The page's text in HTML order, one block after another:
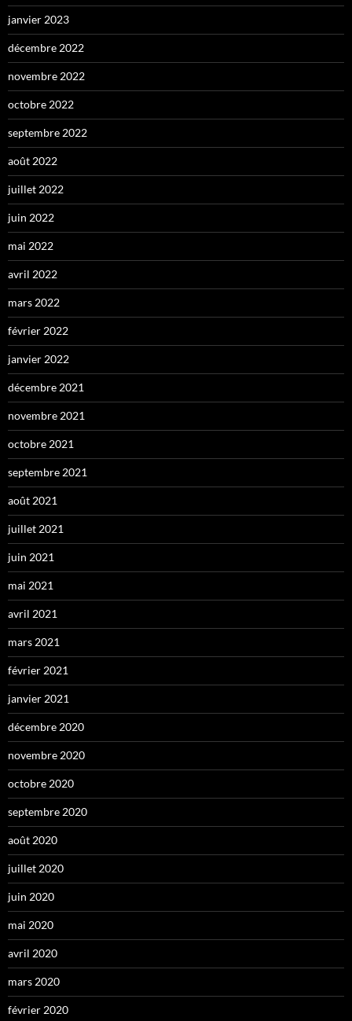
janvier 2023
décembre 2022
novembre 2022
octobre 2022
septembre 2022
août 2022
juillet 2022
juin 2022
mai 2022
avril 2022
mars 2022
février 2022
janvier 2022
décembre 2021
novembre 2021
octobre 2021
septembre 2021
août 2021
juillet 2021
juin 2021
mai 2021
avril 2021
mars 2021
février 2021
janvier 2021
décembre 2020
novembre 2020
octobre 2020
septembre 2020
août 2020
juillet 2020
juin 2020
mai 2020
avril 2020
mars 2020
février 2020